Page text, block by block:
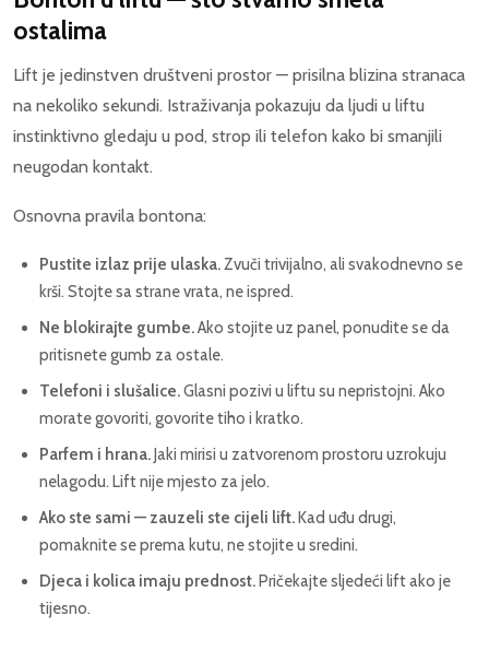
ostalima
Lift je jedinstven društveni prostor — prisilna blizina stranaca
na nekoliko sekundi. Istraživanja pokazuju da ljudi u liftu
instinktivno gledaju u pod, strop ili telefon kako bi smanjili
neugodan kontakt.
Osnovna pravila bontona:
Pustite izlaz prije ulaska.Zvuči trivijalno, ali svakodnevno se
krši. Stojte sa strane vrata, ne ispred.
Ne blokirajte gumbe.Ako stojite uz panel, ponudite se da
pritisnete gumb za ostale.
Telefoni i slušalice.Glasni pozivi u liftu su nepristojni. Ako
morate govoriti, govorite tiho i kratko.
Parfem i hrana.Jaki mirisi u zatvorenom prostoru uzrokuju
nelagodu. Lift nije mjesto za jelo.
Ako ste sami — zauzeli ste cijeli lift.Kad uđu drugi,
pomaknite se prema kutu, ne stojite u sredini.
Djeca i kolica imaju prednost.Pričekajte sljedeći lift ako je
tijesno.